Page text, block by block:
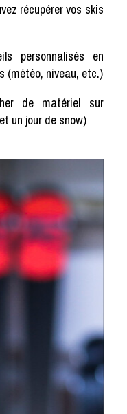
récupérer vos skis
personnalisés en
(météo, niveau, etc.)
de matériel sur
un jour de snow)